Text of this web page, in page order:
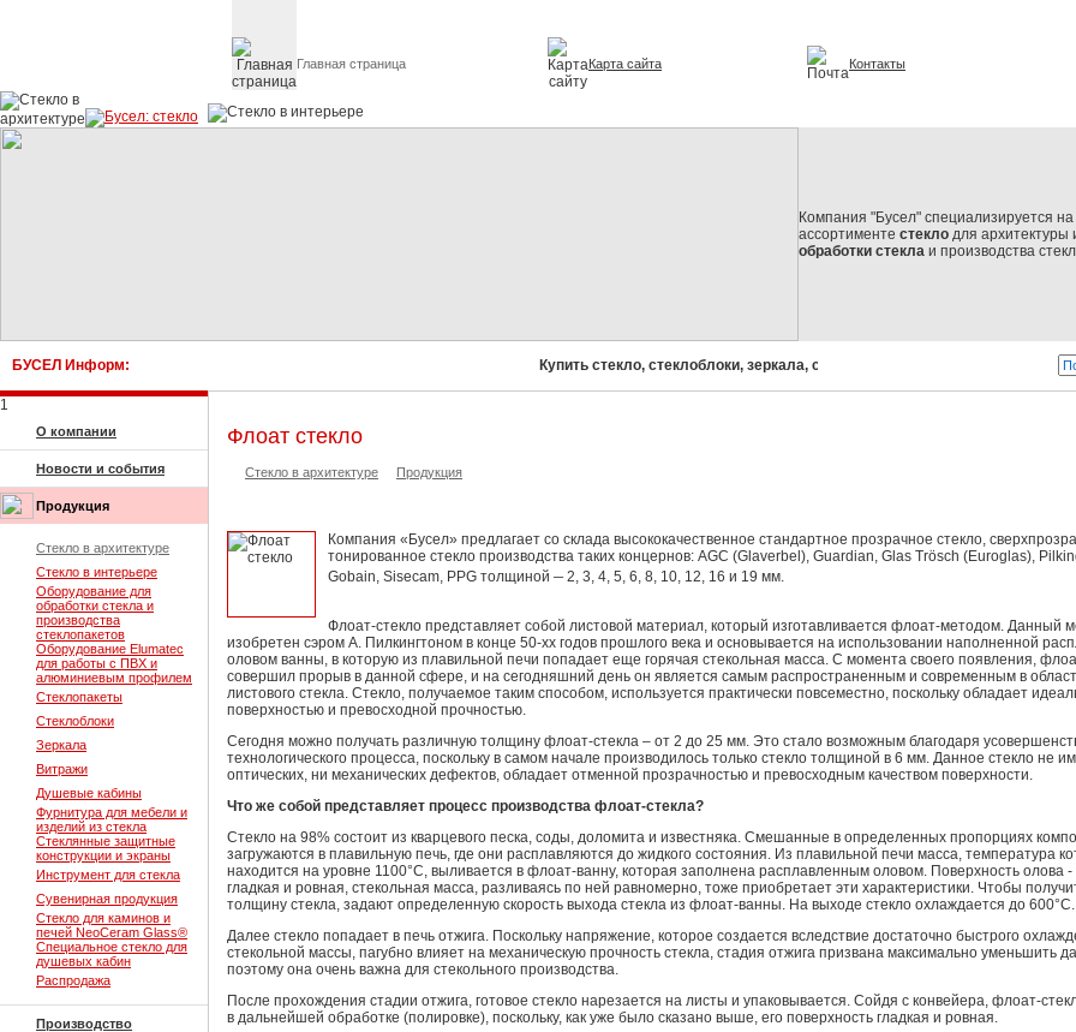
Главная страница Карта сайта Контакты
Компания "Бусел" специализируется
ассортименте стекло для архитектуры
обработки стекла и производства
БУСЕЛ Информ: Купить стекло, стеклоблоки, зеркала, стеклопакеты! Бусел - стекло
1
О компании
Новости и события
Продукция
Стекло в архитектуре
Стекло в интерьере
Оборудование для
обработки стекла и
производства
стеклопакетов
Оборудование Elumatec
для работы с ПВХ и
алюминиевым профилем
Стеклопакеты
Стеклоблоки
Зеркала
Витражи
Душевые кабины
Фурнитура для мебели и
изделий из стекла
Стеклянные защитные
конструкции и экраны
Инструмент для стекла
Сувенирная продукция
Стекло для каминов и
печей NeoCeram Glass®
Специальное стекло для
душевых кабин
Распродажа
Производство
Флоат стекло
Стекло в архитектуре Продукция
Компания «Бусел» предлагает со склада высококачественное стандартное прозрачное стекло,
тонированное стекло производства таких концернов: AGC (Glaverbel), Guardian, Glas Trösch (Euroglas),
Gobain, Sisecam, PPG толщиной – 2, 3, 4, 5, 6, 8, 10, 12, 16 и 19 мм.
Флоат-стекло представляет собой листовой материал, который изготавливается флоат-методом. Данный
изобретен сэром А. Пилкингтоном в конце 50-хх годов прошлого века и основывается на использовании наполненной
оловом ванны, в которую из плавильной печи попадает еще горячая стекольная масса. С момента своего появления,
совершил прорыв в данной сфере, и на сегодняшний день он является самым распространенным и современным в
листового стекла. Стекло, получаемое таким способом, используется практически повсеместно, поскольку обладает
поверхностью и превосходной прочностью.
Сегодня можно получать различную толщину флоат-стекла – от 2 до 25 мм. Это стало возможным благодаря
технологического процесса, поскольку в самом начале производилось только стекло толщиной в 6 мм. Данное стекло не
оптических, ни механических дефектов, обладает отменной прозрачностью и превосходным качеством поверхности.
Что же собой представляет процесс производства флоат-стекла?
Стекло на 98% состоит из кварцевого песка, соды, доломита и известняка. Смешанные в определенных пропорциях
загружаются в плавильную печь, где они расплавляются до жидкого состояния. Из плавильной печи масса, температура
находится на уровне 1100°C, выливается в флоат-ванну, которая заполнена расплавленным оловом. Поверхность олова
гладкая и ровная, стекольная масса, разливаясь по ней равномерно, тоже приобретает эти характеристики. Чтобы
толщину стекла, задают определенную скорость выхода стекла из флоат-ванны. На выходе стекло охлаждается до 600°C.
Далее стекло попадает в печь отжига. Поскольку напряжение, которое создается вследствие достаточно быстрого
стекольной массы, пагубно влияет на механическую прочность стекла, стадия отжига призвана максимально уменьшить
поэтому она очень важна для стекольного производства.
После прохождения стадии отжига, готовое стекло нарезается на листы и упаковывается. Сойдя с конвейера, флоат-
в дальнейшей обработке (полировке), поскольку, как уже было сказано выше, его поверхность гладкая и ровная.